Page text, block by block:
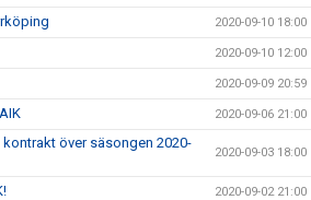
2020-09-10 18:00
2020-09-10 12:00
2020-09-09 20:59
2020-09-06 21:00
över säsongen 2020-
2020-09-03 18:00
2020-09-02 21:00